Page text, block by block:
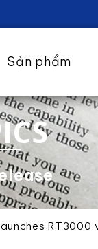
Sản phẩm